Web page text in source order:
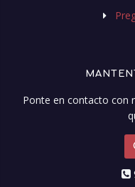
Ponte en contacto con